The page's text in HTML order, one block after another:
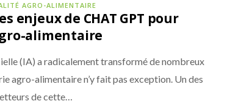
AGRO-ALIMENTAIRE
enjeux de CHAT GPT pour
alimentaire
(IA) a radicalement transformé de nombreux
agro-alimentaire n’y fait pas exception. Un des
de cette…